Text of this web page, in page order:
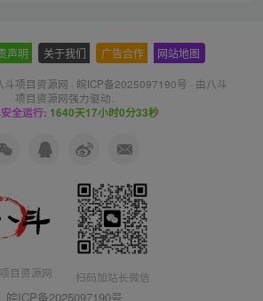
声明 关于我们 广告合作 网站地图
斗项目资源网 · 皖ICP备2025097190号 · 由八斗
项目资源网强力驱动.
全运行: 1640天17小时0分34秒
目资源网 扫码加站长微信
皖ICP备2025097190号